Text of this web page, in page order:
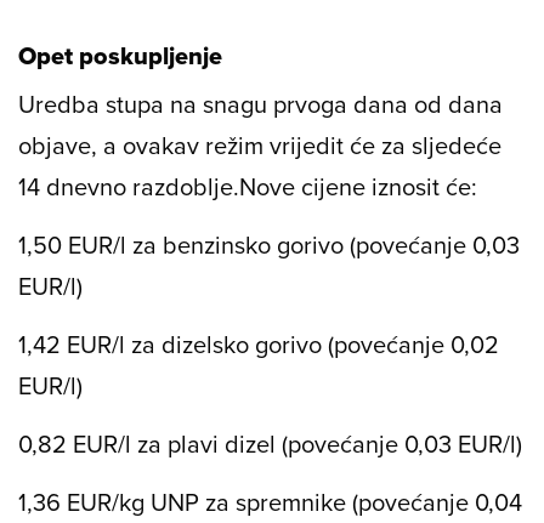
Opet poskupljenje
Uredba stupa na snagu prvoga dana od dana
objave, a ovakav režim vrijedit će za sljedeće
14 dnevno razdoblje.Nove cijene iznosit će:
1,50 EUR/l za benzinsko gorivo (povećanje 0,03
EUR/l)
1,42 EUR/l za dizelsko gorivo (povećanje 0,02
EUR/l)
0,82 EUR/l za plavi dizel (povećanje 0,03 EUR/l)
1,36 EUR/kg UNP za spremnike (povećanje 0,04